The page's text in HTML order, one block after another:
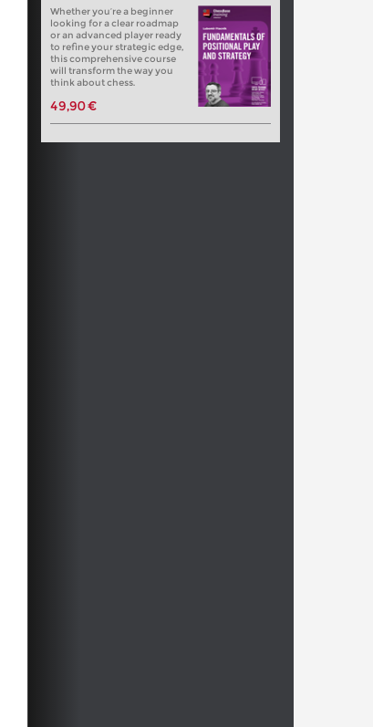
Whether you‘re a beginner
looking for a clear roadmap
or an advanced player ready
to refine your strategic edge,
this comprehensive course
will transform the way you
think about chess.
49,90 €